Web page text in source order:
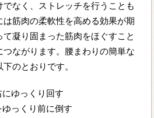
なく、ストレッチを行うことも
筋肉の柔軟性を高める効果が期
凝り固まった筋肉をほぐすこと
ながります。腰まわりの簡単な
のとおりです。
ゆっくり回す
っくり前に倒す